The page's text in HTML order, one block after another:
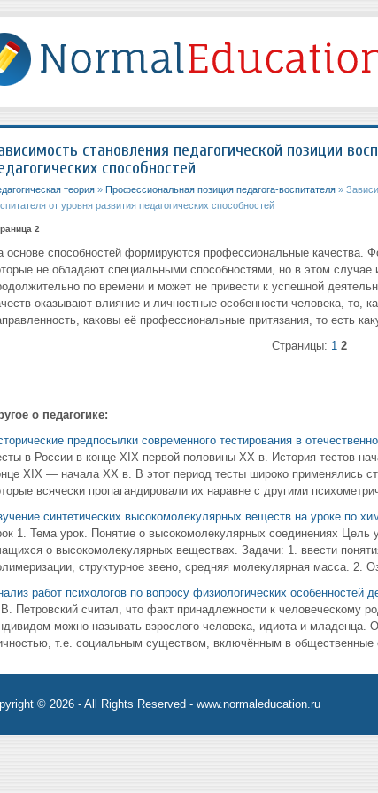
становления педагогической позиции
способностей
теория» Профессиональная позиция педагога-воспитателя»
от уровня развития педагогических способностей
2
основе способностей формируются профессиональные качества.
не обладают специальными способностями, но в этом
по времени и может не привести к успешной
оказывают влияние и личностные особенности человека, то,
каковы её профессиональные притязания, то есть
Страницы: 1 2
о педагогике:
предпосылки современного тестирования в
в России в конце XIX первой половины XX в. История тестов
XIX — начала XX в. В этот период тесты широко применялись
всячески пропагандировали их наравне с другими
синтетических высокомолекулярных веществ на уроке по
1. Тема урок. Понятие о высокомолекулярных соединениях Цель
о высокомолекулярных веществах. Задачи: 1. ввести
структурное звено, средняя молекулярная масса. 2.
работ психологов по вопросу физиологических особенностей
Петровский считал, что факт принадлежности к человеческому
можно называть взрослого человека, идиота и младенца.
т.е. социальным существом, включённым в
© 2026 - All Rights Reserved - www.normaleducation.ru